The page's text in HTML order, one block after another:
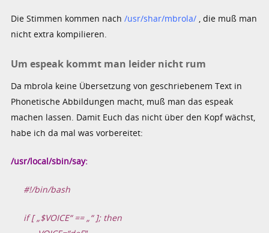
Die Stimmen kommen nach /usr/shar/mbrola/ , die muß man
nicht extra kompilieren.
Um espeak kommt man leider nicht rum
Da mbrola keine Übersetzung von geschriebenem Text in
Phonetische Abbildungen macht, muß man das espeak
machen lassen. Damit Euch das nicht über den Kopf wächst,
habe ich da mal was vorbereitet:
/usr/local/sbin/say:
#!/bin/bash
if [ „$VOICE“ == „“ ]; then